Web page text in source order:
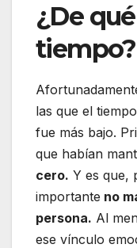
¿De
tiempo?
las que el
fue más bajo.
que habían
cero. Y es que,
importante no
persona. Al
ese vínculo